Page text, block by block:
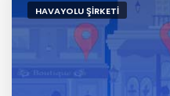
HAVAYOLU ŞIRKETI